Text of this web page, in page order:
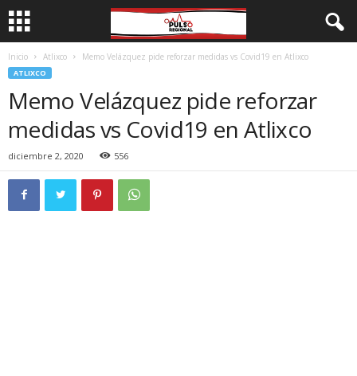
Inicio Atlixco Memo Velázquez pide reforzar medidas vs Covid19 en Atlixco
ATLIXCO
Memo Velázquez pide reforzar
medidas vs Covid19 en Atlixco
diciembre 2, 2020 556